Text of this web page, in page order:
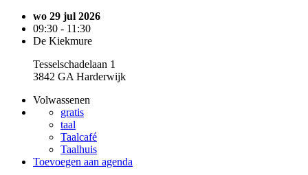
wo 29 jul 2026
09:30 - 11:30
De Kiekmure
Tesselschadelaan 1
3842 GA Harderwijk
Volwassenen
gratis
taal
Taalcafé
Taalhuis
Toevoegen aan agenda